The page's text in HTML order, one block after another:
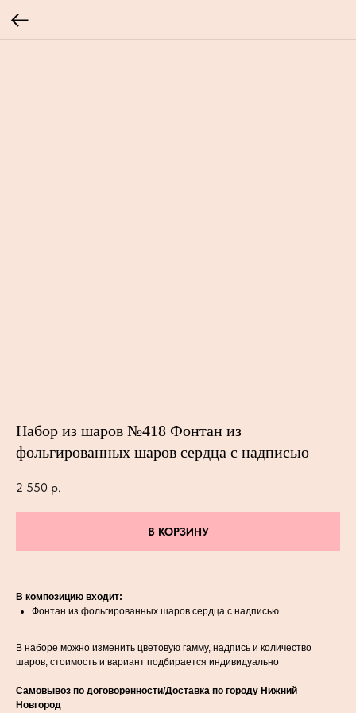
Набор из шаров №418 Фонтан из
фольгированных шаров сердца с надписью
2 550 р.
В КОРЗИНУ
В композицию входит:
Фонтан из фольгированных шаров сердца с надписью
В наборе можно изменить цветовую гамму, надпись и количество
шаров, стоимость и вариант подбирается индивидуально
Самовывоз по договоренности/Доставка по городу Нижний
Новгород